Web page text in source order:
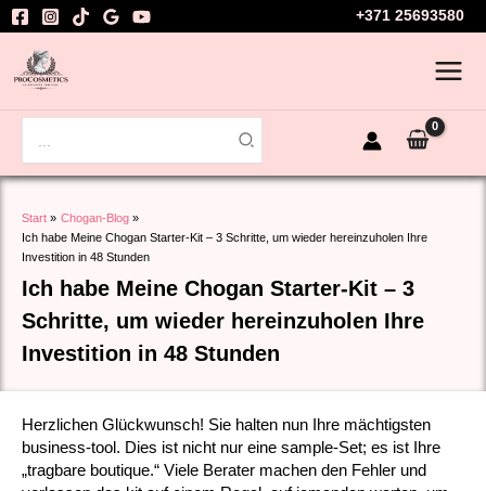
Zum
Inhalt
springen
+371 25693580
for:
Start
Chogan-Blog
Ich habe Meine Chogan Starter-Kit – 3 Schritte, um wieder hereinzuholen Ihre
Investition in 48 Stunden
Ich habe Meine Chogan Starter-Kit – 3
Schritte, um wieder hereinzuholen Ihre
Investition in 48 Stunden
Herzlichen Glückwunsch! Sie halten nun Ihre mächtigsten
business-tool. Dies ist nicht nur eine sample-Set; es ist Ihre
„tragbare boutique.“ Viele Berater machen den Fehler und